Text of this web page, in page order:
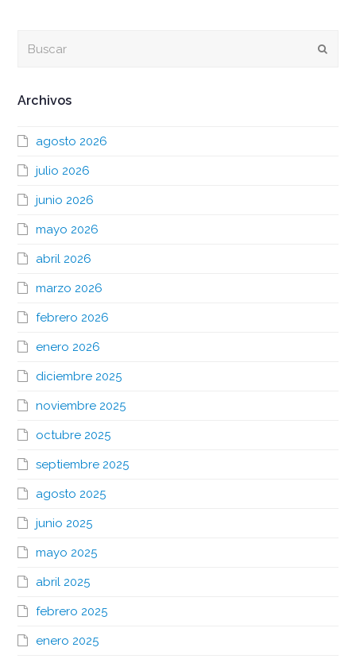
Archivos
agosto 2026
julio 2026
junio 2026
mayo 2026
abril 2026
marzo 2026
febrero 2026
enero 2026
diciembre 2025
noviembre 2025
octubre 2025
septiembre 2025
agosto 2025
junio 2025
mayo 2025
abril 2025
febrero 2025
enero 2025